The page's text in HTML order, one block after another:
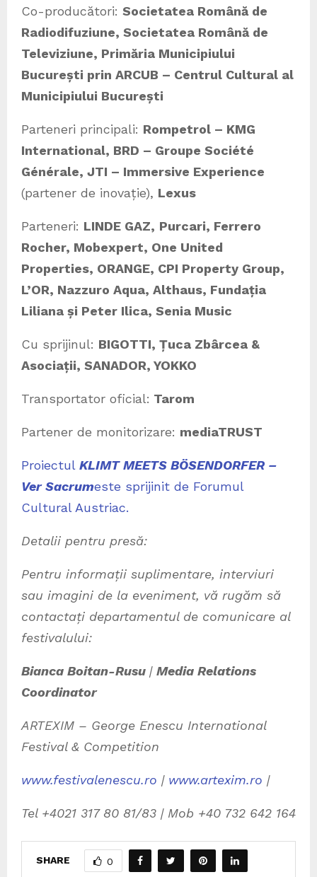
Co-producători: Societatea Română de
Radiodifuziune, Societatea Română de
Televiziune, Primăria Municipiului
București prin ARCUB – Centrul Cultural al
Municipiului București
Parteneri principali: Rompetrol – KMG
International, BRD – Groupe Société
Générale, JTI – Immersive Experience
(partener de inovație), Lexus
Parteneri: LINDE GAZ, Purcari, Ferrero
Rocher, Mobexpert, One United
Properties, ORANGE, CPI Property Group,
L’OR, Nazzuro Aqua, Althaus, Fundația
Liliana și Peter Ilica, Senia Music
Cu sprijinul: BIGOTTI, Țuca Zbârcea &
Asociații, SANADOR, YOKKO
Transportator oficial: Tarom
Partener de monitorizare: mediaTRUST
Proiectul KLIMT MEETS BÖSENDORFER –
Ver Sacrumeste sprijinit de Forumul
Cultural Austriac.
Detalii pentru presă:
Pentru informații suplimentare, interviuri
sau imagini de la eveniment, vă rugăm să
contactați departamentul de comunicare al
festivalului:
Bianca Boitan-Rusu | Media Relations
Coordinator
ARTEXIM – George Enescu International
Festival & Competition
www.festivalenescu.ro | www.artexim.ro |
Tel +4021 317 80 81/83 | Mob +40 732 642 164
SHARE 0